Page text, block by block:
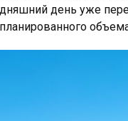
день уже